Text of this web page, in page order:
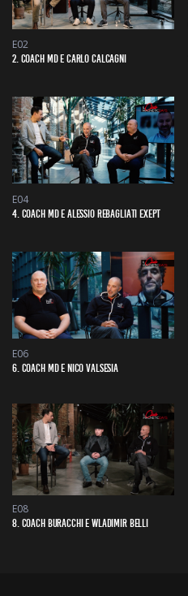
E02
2. COACH MD E CARLO CALCAGNI
E04
4. COACH MD E ALESSIO REBAGLIATI EXEPT
E06
6. COACH MD E NICO VALSESIA
E08
8. COACH BURACCHI E WLADIMIR BELLI